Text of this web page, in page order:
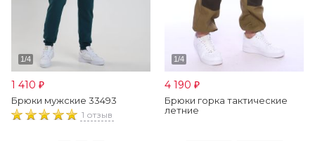
1 410 ₽
Брюки мужские 33493
1 отзыв
4 190 ₽
Брюки горка тактические
летние